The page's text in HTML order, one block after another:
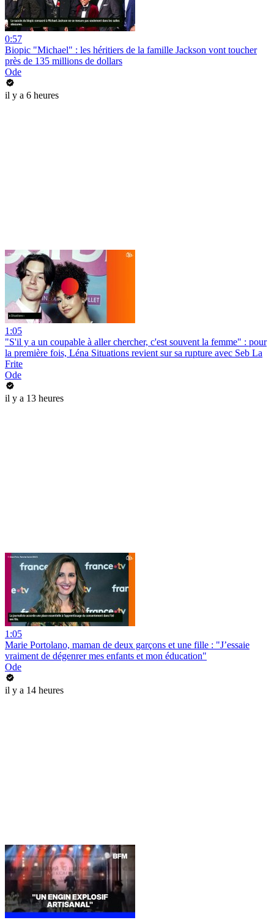
0:57
Biopic "Michael" : les héritiers de la famille Jackson vont toucher
près de 135 millions de dollars
Ode
il y a 6 heures
1:05
"S'il y a un coupable à aller chercher, c'est souvent la femme" : pour
la première fois, Léna Situations revient sur sa rupture avec Seb La
Frite
Ode
il y a 13 heures
1:05
Marie Portolano, maman de deux garçons et une fille : "J’essaie
vraiment de dégenrer mes enfants et mon éducation"
Ode
il y a 14 heures